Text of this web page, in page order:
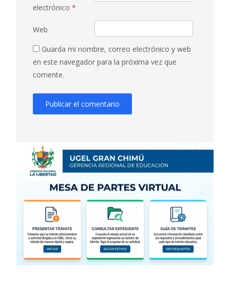
electrónico *
Web
Guarda mi nombre, correo electrónico y web
en este navegador para la próxima vez que
comente.